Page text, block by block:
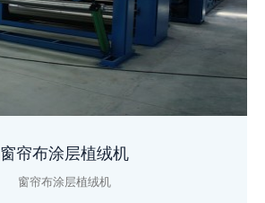
窗帘布涂层植绒机
窗帘布涂层植绒机